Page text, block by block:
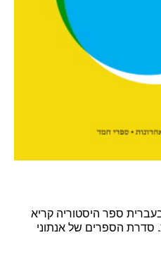
ספר היסטוריה קריא
סדרת הספרים של אנתוני